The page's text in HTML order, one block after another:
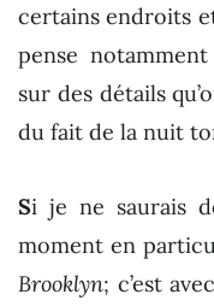
certains endroits
pense
sur des détails
du fait de la nuit
Si je ne saurais
moment en
Brooklyn; c’est